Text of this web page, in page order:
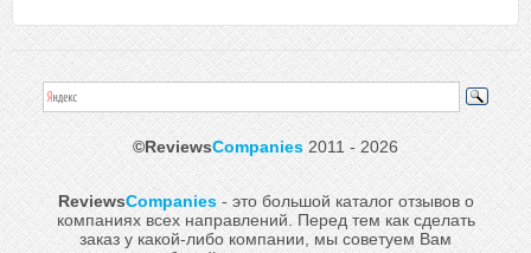
©ReviewsCompanies2011 - 2026
ReviewsCompanies- это большой каталог отзывов о
компаниях всех направлений. Перед тем как сделать
заказ у какой-либо компании, мы советуем Вам